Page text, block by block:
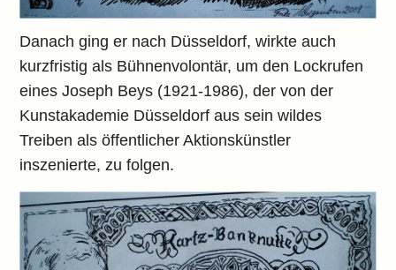
Danach ging er nach Düsseldorf, wirkte auch
kurzfristig als Bühnenvolontär, um den Lockrufen
eines Joseph Beys (1921-1986), der von der
Kunstakademie Düsseldorf aus sein wildes
Treiben als öffentlicher Aktionskünstler
inszenierte, zu folgen.